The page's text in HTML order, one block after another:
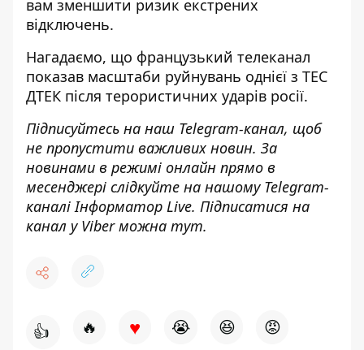
вам зменшити ризик екстрених
відключень.
Нагадаємо, що французький телеканал
показав масштаби руйнувань однієї з ТЕС
ДТЕК після терористичних ударів росії.
Підписуйтесь на наш Telegram-канал, щоб
не пропустити важливих новин. За
новинами в режимі онлайн прямо в
месенджері слідкуйте на нашому Telegram-
каналіІнформатор Live. Підписатися на
канал у Viber можна тут.
👍 🔥 ♥ 😭 😆 😡